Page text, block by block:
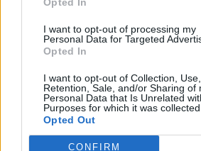
I want to opt-out of processing my
Personal Data for Targeted
Opted In
I want to opt-out of Collection, Use,
Retention, Sale, and/or Sharing of
Personal Data that Is Unrelated
Purposes for which it was collected.
Opted Out
CONFIRM
Lietuvos didžiojo
ordino Riterio kryžiumi.
Atsiimdama įvertinimą už
sovietų valdžią ilgą laiką
sakė, kad tai jai yra
visą jos gyvenimo veiklą“.